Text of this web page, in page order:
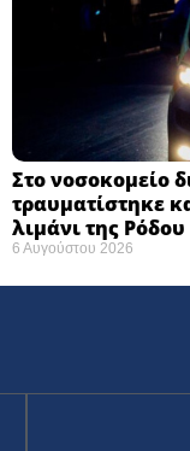
Στο νοσοκομείο
τραυματίστηκε
λιμάνι της Ρόδου
6 Αυγούστου 2026